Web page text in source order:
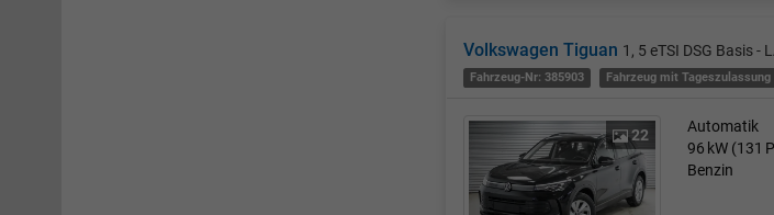
Volkswagen Tiguan 1, 5 eTSI DSG Basis -
Fahrzeug-Nr: 385903 Fahrzeug mit Tageszulassung
22
Automatik
96 kW (131
Benzin